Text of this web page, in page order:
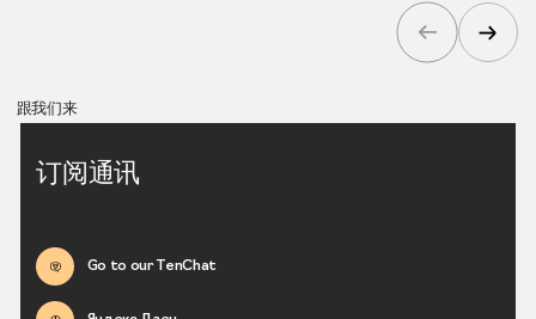
跟我们来
订阅通讯
Go to our TenChat